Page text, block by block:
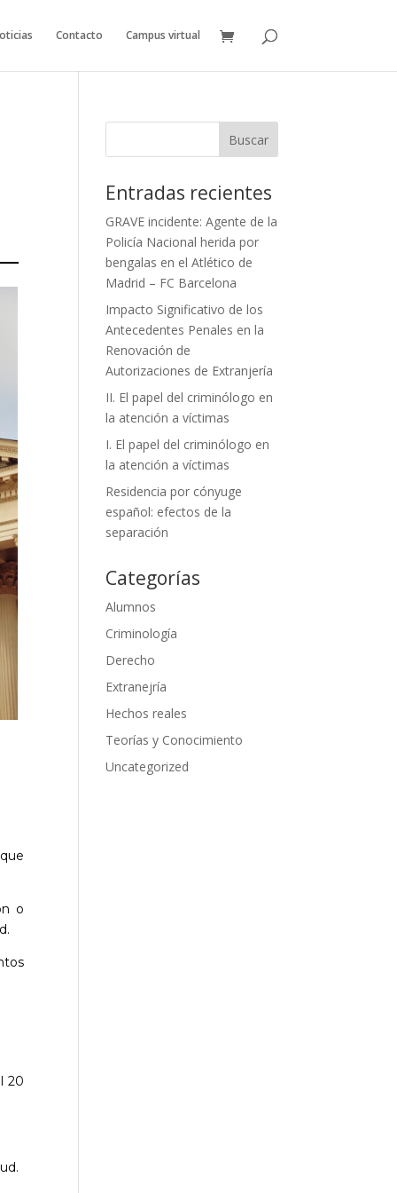
Contacto Campus virtual
o
20
Entradas recientes
GRAVE incidente: Agente de la
Policía Nacional herida por
bengalas en el Atlético de
Madrid – FC Barcelona
Impacto Significativo de los
Antecedentes Penales en la
Renovación de
Autorizaciones de Extranjería
II. El papel del criminólogo en
la atención a víctimas
I. El papel del criminólogo en
la atención a víctimas
Residencia por cónyuge
español: efectos de la
separación
Categorías
Alumnos
Criminología
Derecho
Extranejría
Hechos reales
Teorías y Conocimiento
Uncategorized